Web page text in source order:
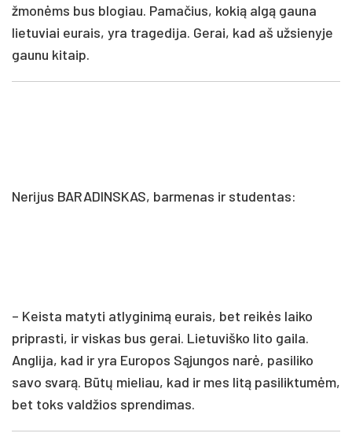
žmonėms bus blogiau. Pamačius, kokią algą gauna
lietuviai eurais, yra tragedija. Gerai, kad aš užsienyje
gaunu kitaip.
Nerijus BARADINSKAS, barmenas ir studentas:
– Keista matyti atlyginimą eurais, bet reikės laiko
priprasti, ir viskas bus gerai. Lietuviško lito gaila.
Anglija, kad ir yra Europos Sąjungos narė, pasiliko
savo svarą. Būtų mieliau, kad ir mes litą pasiliktumėm,
bet toks valdžios sprendimas.